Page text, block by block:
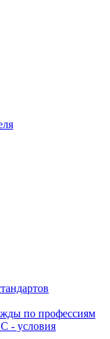
по профессиям
- условия